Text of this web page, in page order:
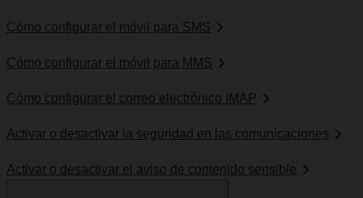
Cómo configurar el móvil para SMS
Cómo configurar el móvil para MMS
Cómo configurar el correo electrónico IMAP
Activar o desactivar la seguridad en las comunicaciones
Activar o desactivar el aviso de contenido sensible